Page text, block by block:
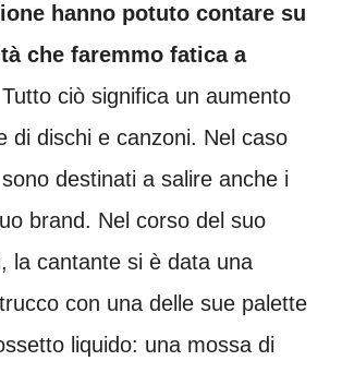
hanno potuto contare su
che faremmo fatica a
ciò significa un aumento
di dischi e canzoni. Nel caso
destinati a salire anche i
brand. Nel corso del suo
la cantante si è data una
con una delle sue palette
liquido: una mossa di